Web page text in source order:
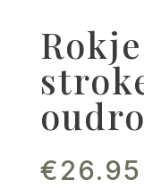
€26.95